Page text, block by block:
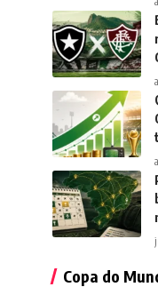
Copa do